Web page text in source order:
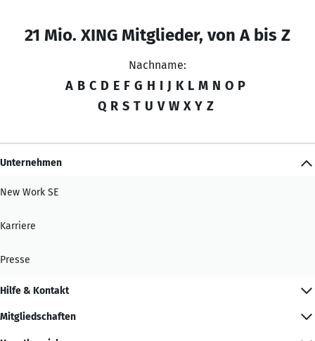
21 Mio. XING Mitglieder, von A bis Z
Nachname:
A B C D E F G H I J K L M N O P
Q R S T U V W X Y Z
Unternehmen
New Work SE
Karriere
Presse
Hilfe & Kontakt
Mitgliedschaften